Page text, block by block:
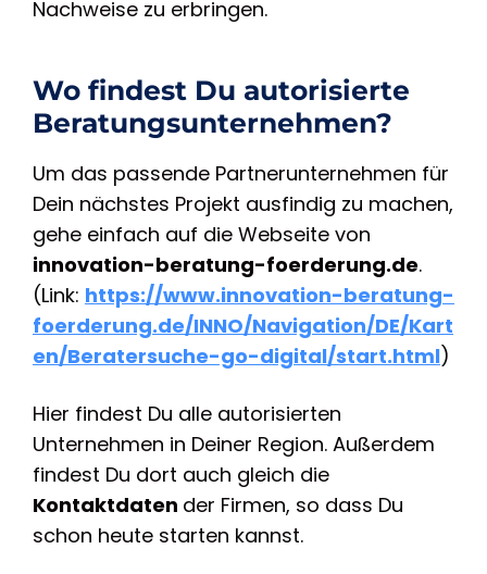
Nachweise zu erbringen.
Wo findest Du autorisierte
Beratungsunternehmen?
Um das passende Partnerunternehmen für
Dein nächstes Projekt ausfindig zu machen,
gehe einfach auf die Webseite von
innovation-beratung-foerderung.de.
(Link: https://www.innovation-beratung-
foerderung.de/INNO/Navigation/DE/Kart
en/Beratersuche-go-digital/start.html)
Hier findest Du alle autorisierten
Unternehmen in Deiner Region. Außerdem
findest Du dort auch gleich die
Kontaktdaten der Firmen, so dass Du
schon heute starten kannst.